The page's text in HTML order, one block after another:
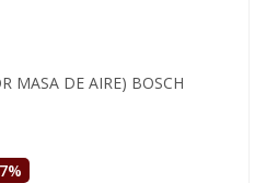
MASA DE AIRE) BOSCH